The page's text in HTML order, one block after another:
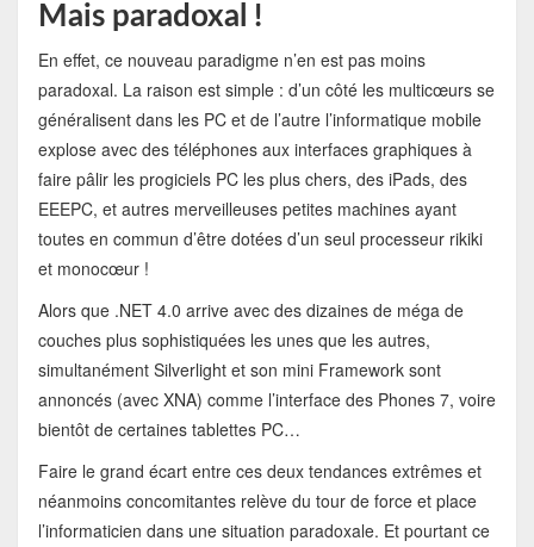
Mais paradoxal !
En effet, ce nouveau paradigme n’en est pas moins
paradoxal. La raison est simple : d’un côté les multicœurs se
généralisent dans les PC et de l’autre l’informatique mobile
explose avec des téléphones aux interfaces graphiques à
faire pâlir les progiciels PC les plus chers, des iPads, des
EEEPC, et autres merveilleuses petites machines ayant
toutes en commun d’être dotées d’un seul processeur rikiki
et monocœur !
Alors que .NET 4.0 arrive avec des dizaines de méga de
couches plus sophistiquées les unes que les autres,
simultanément Silverlight et son mini Framework sont
annoncés (avec XNA) comme l’interface des Phones 7, voire
bientôt de certaines tablettes PC…
Faire le grand écart entre ces deux tendances extrêmes et
néanmoins concomitantes relève du tour de force et place
l’informaticien dans une situation paradoxale. Et pourtant ce